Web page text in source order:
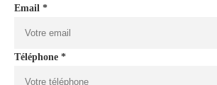
Email *
Téléphone *